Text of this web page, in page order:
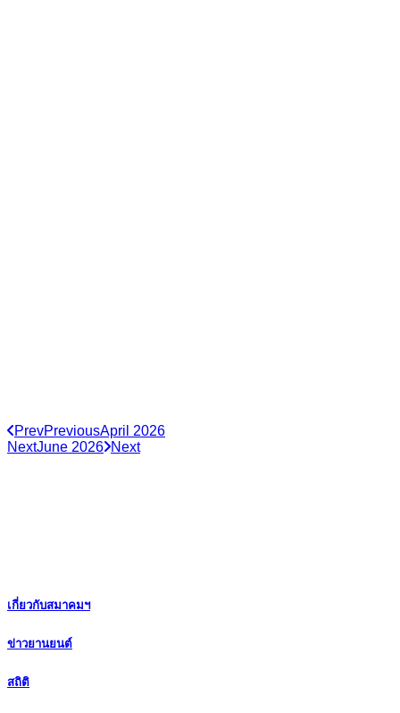
PrevPreviousApril 2026
NextJune 2026 Next
เกี่ยวกับสมาคมฯ
ข่าวยานยนต์
สถิติ